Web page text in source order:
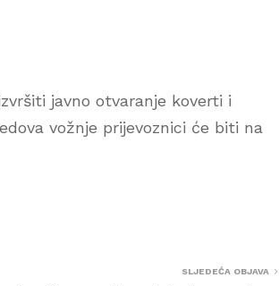
javno otvaranje koverti i
vožnje prijevoznici će biti na
SLJEDEĆA OBJAVA